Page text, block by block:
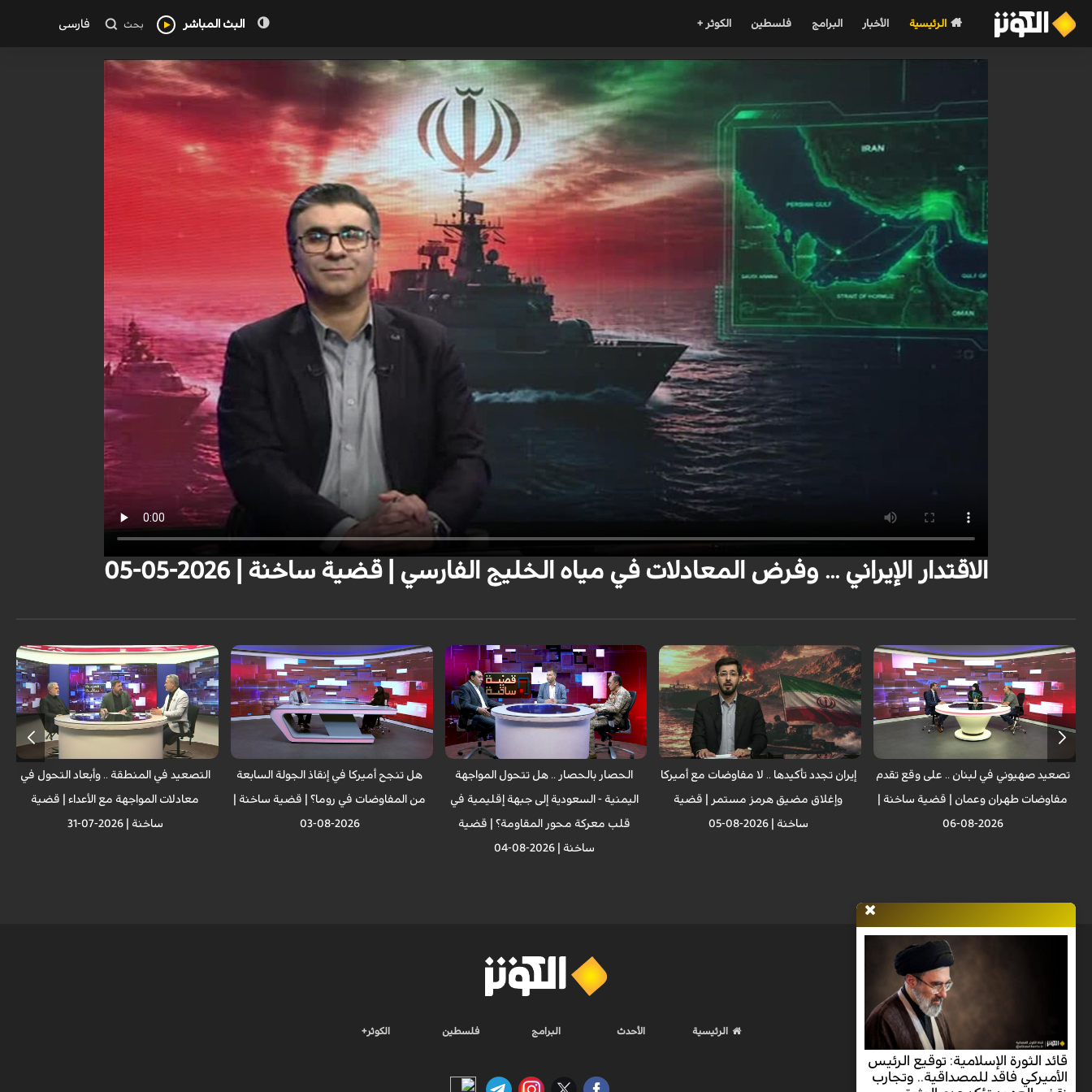
الرئيسية الأخبار البرامج فلسطين الكوثر + البث المباشر بحث فارسی
الاقتدار الإيراني ... وفرض المعادلات في مياه الخليج الفارسي | قضية ساخنة | 2026-05-05
تصعيد صهيوني في لبنان .. على وقع تقدم
مفاوضات طهران وعمان | قضية ساخنة |
2026-08-06
إيران تجدد تأكيدها .. لا مفاوضات مع أميركا
وإغلاق مضيق هرمز مستمر | قضية
ساخنة | 2026-08-05
الحصار بالحصار .. هل تتحول المواجهة
اليمنية - السعودية إلى جبهة إقليمية في
قلب معركة محور المقاومة؟ | قضية
ساخنة | 2026-08-04
هل تنجح أميركا في إنقاذ الجولة السابعة
من المفاوضات في روما؟ | قضية ساخنة |
2026-08-03
التصعيد في المنطقة .. وأبعاد التحول في
معادلات المواجهة مع الأعداء | قضية
ساخنة | 2026-07-31
قائد الثورة الإسلامية: توقيع الرئيس
الأميركي فاقد للمصداقية.. وتجارب
الرئيسية الأحدث البرامج فلسطين الكوثر+